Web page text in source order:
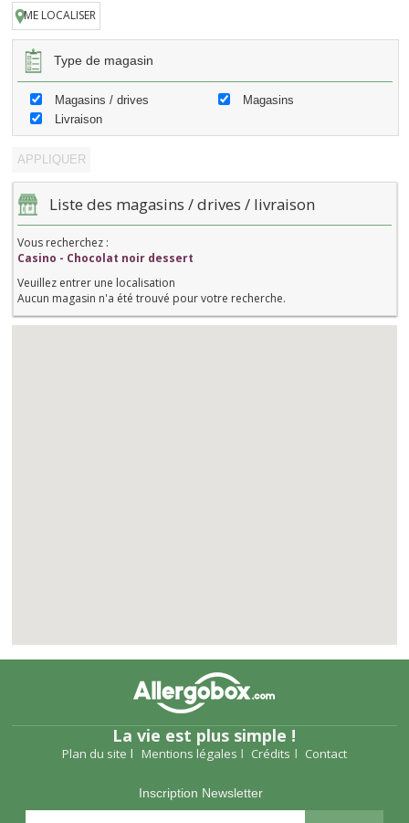
ME LOCALISER
Type de magasin
Magasins / drives
Magasins
Livraison
Liste des magasins / drives / livraison
Vous recherchez :
Casino - Chocolat noir dessert
Veuillez entrer une localisation
Aucun magasin n'a été trouvé pour votre recherche.
La vie est plus simple !
Plan du site Mentions légales Crédits Contact
Inscription Newsletter